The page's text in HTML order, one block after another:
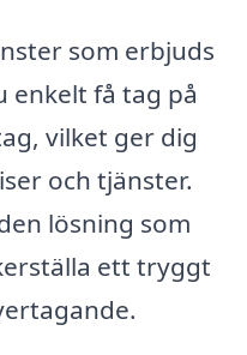
som erbjuds
enkelt få tag på
vilket ger dig
och tjänster.
lösning som
ett tryggt